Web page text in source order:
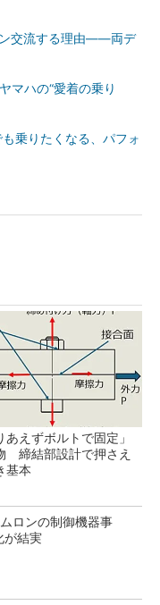
ン交流する理由――両デ
マハの“愛着の乗り
乗りたくなる、パフォ
あえずボルトで固定」
締結部設計で押さえ
基本
ロンの制御機器事
が結実